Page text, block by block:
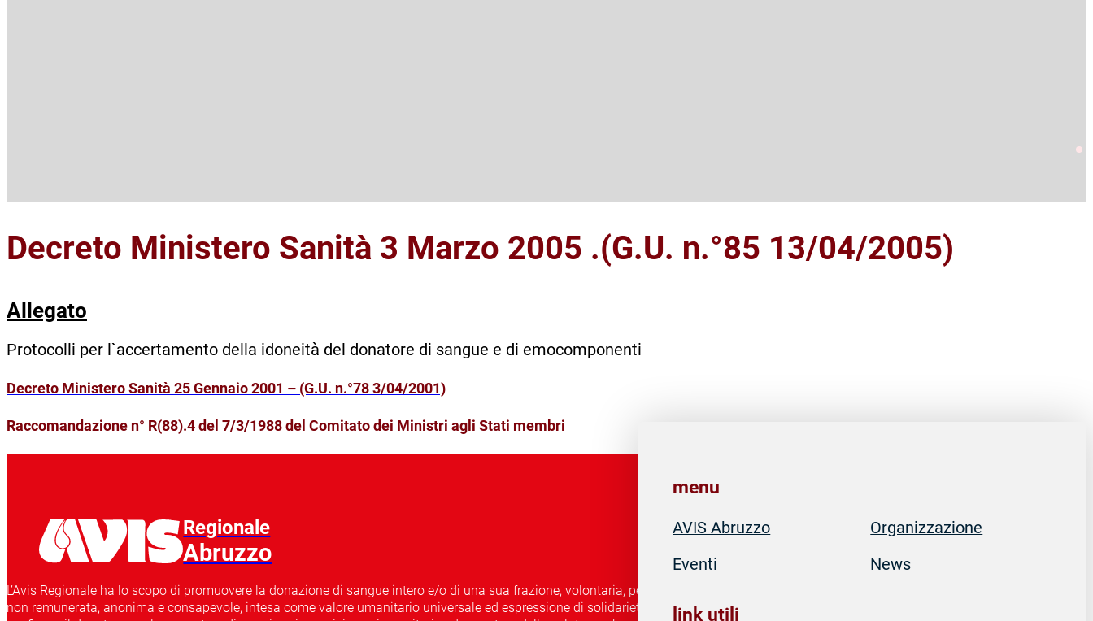
Decreto Ministero Sanità 3 Marzo 2005 .(G.U. n.°85 13/04/2005)
Allegato
Protocolli per l`accertamento della idoneità del donatore di sangue e di emocomponenti
Decreto Ministero Sanità 25 Gennaio 2001 – (G.U. n.°78 3/04/2001)
Raccomandazione n° R(88).4 del 7/3/1988 del Comitato dei Ministri agli Stati membri
Regionale
Abruzzo
L’Avis Regionale ha lo scopo di promuovere la donazione di sangue intero e/o di una sua frazione, volontaria, periodica, associata
non remunerata, anonima e consapevole, intesa come valore umanitario universale ed espressione di solidarietà e di civismo, che
menu
AVIS Abruzzo
Eventi
Organizzazione
News
link utili